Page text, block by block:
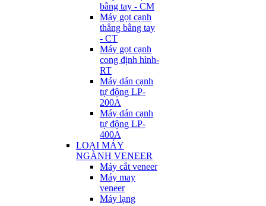
bằng tay - CM
Máy gọt cạnh
thẳng bằng tay
- CT
Máy gọt cạnh
cong định hình-
RT
Máy dán cạnh
tự động LP-
200A
Máy dán cạnh
tự động LP-
400A
LOẠI MÁY
NGÀNH VENEER
Máy cắt veneer
Máy may
veneer
Máy lạng